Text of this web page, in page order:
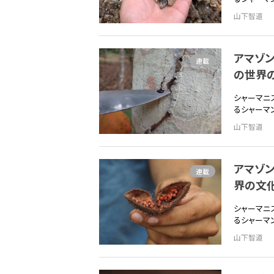
山下智道
アマゾ
の世界
シャーマニ
るシャーマ
山下智道
連載
アマゾ
界の文
シャーマニ
るシャーマ
山下智道
連載